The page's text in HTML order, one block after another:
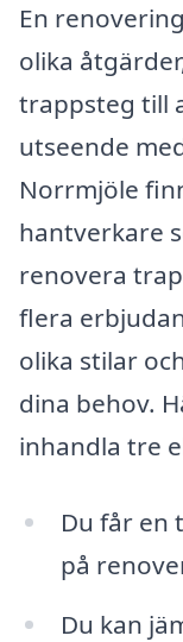
En
olika
trappsteg till
utseende
Norrmjöle
hantverkare
renovera
flera
olika stilar
dina behov.
inhandla tre
Du får en
på
Du kan